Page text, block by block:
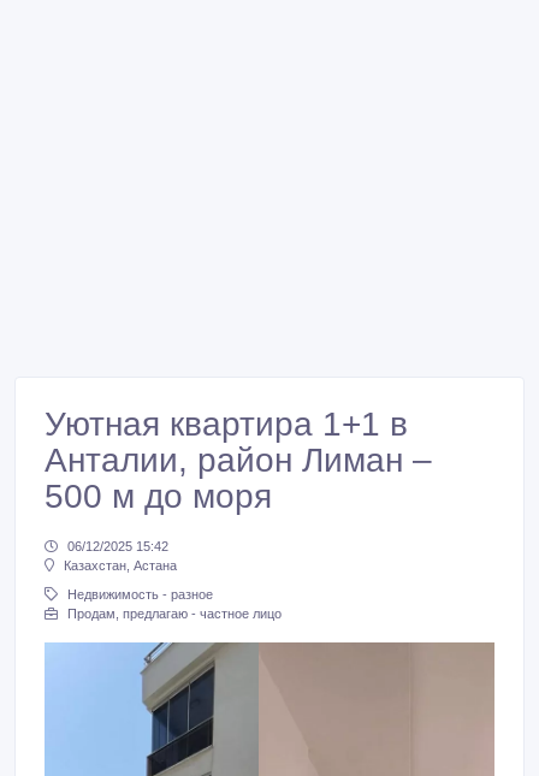
Уютная квартира 1+1 в
Анталии, район Лиман –
500 м до моря
06/12/2025 15:42
Казахстан, Астана
Недвижимость - разное
Продам, предлагаю - частное лицо